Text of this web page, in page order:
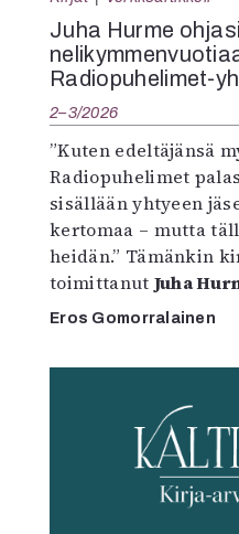
Juha Hurme
Radiopuhelimet-
2–3/2026
”Kuten edeltäjänsä
Radiopuhelimet
sisällään yhtyeen
kertomaa – mutta
heidän.” Tämänkin
toimittanut Juha
Eros Gomorralainen